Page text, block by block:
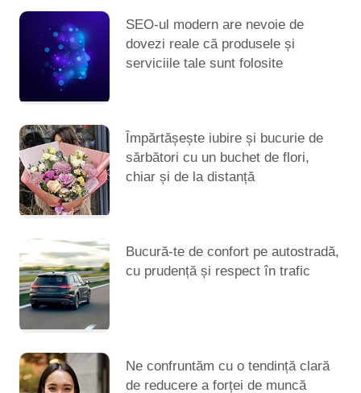
SEO-ul modern are nevoie de
dovezi reale că produsele și
serviciile tale sunt folosite
Împărtășește iubire și bucurie de
sărbători cu un buchet de flori,
chiar și de la distanță
Bucură-te de confort pe autostradă,
cu prudență și respect în trafic
Ne confruntăm cu o tendință clară
de reducere a forței de muncă